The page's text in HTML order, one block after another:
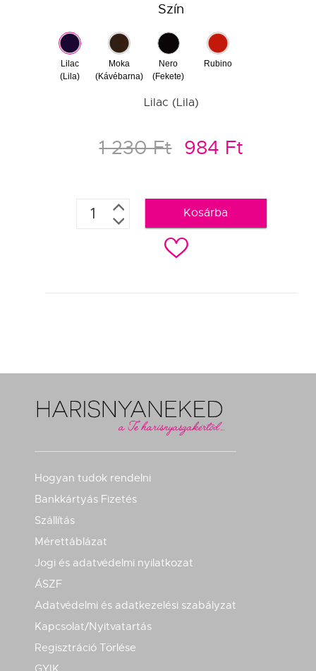
Szín
Lilac
(Lila)
Moka
(Kávébarna)
Nero
(Fekete)
Rubino
Lilac (Lila)
1 230 Ft 984 Ft
Kosárba
c
Hogyan tudok rendelni
Bankkártyás Fizetés
Szállítás
Mérettáblázat
Jogi és adatvédelmi nyilatkozat
ÁSZF
Adatvédelmi és adatkezelési szabályzat
Kapcsolat/Nyitvatartás
Regisztráció Törlése